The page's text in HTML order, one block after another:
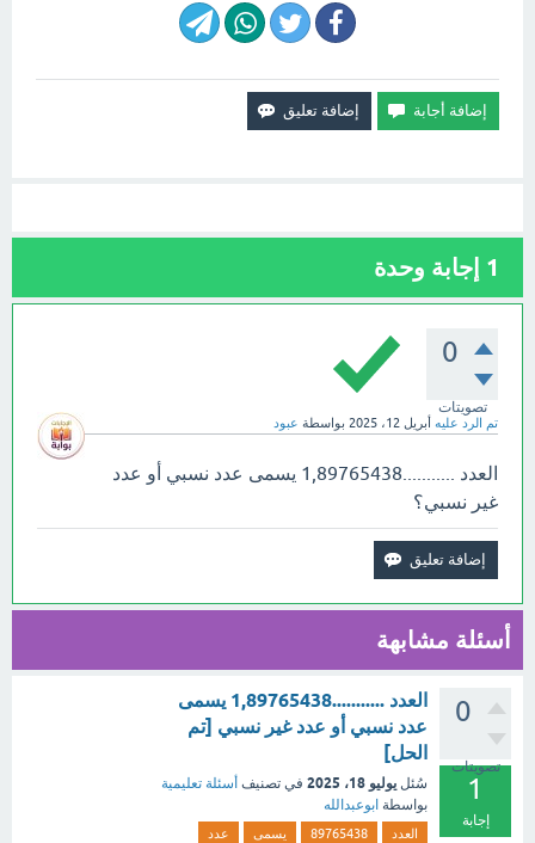
1 إجابة وحدة
0
تصويتات
تم الرد عليه أبريل 12، 2025 بواسطة عبود
العدد ...........1,89765438 يسمى عدد نسبي أو عدد
غير نسبي؟
أسئلة مشابهة
0
تصويتات
1
إجابة
العدد ...........1,89765438 يسمى
عدد نسبي أو عدد غير نسبي [تم
الحل]
سُئل يوليو 18، 2025 في تصنيف أسئلة تعليمية
بواسطة ابوعبدالله
العدد 89765438 يسمى
عدد